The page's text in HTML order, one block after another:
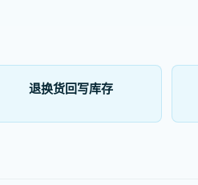
退换货回写库存